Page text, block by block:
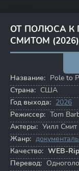
ОТ ПОЛЮСА К
СМИТОМ
Название: Pole to
Страна: США
Год выхода: 2026
Режиссер: Tom
Актеры: Уилл Смит
Жанр:
Качество: WEB-Rip
Перевод: